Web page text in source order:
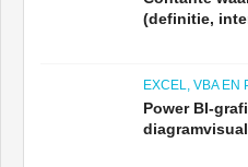
(definitie,
EXCEL, VBA EN
Power BI-